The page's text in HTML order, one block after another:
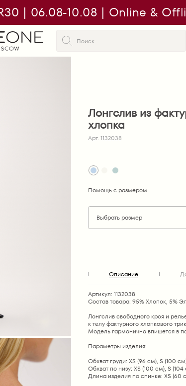
| 06.08-10.08 | Online &
Лонгслив из
хлопка
Арт. 1132038
Помощь с размером
Выбрать размер
Описание
Артикул: 1132038
Состав товара: 95% Хлопок, 5%
Лонгслив свободного кроя и
к телу фактурного хлопкового
Модель гармонично впишется в
Параметры изделия:
Обхват груди: XS (96 см), S (100
Обхват по низу: XS (100 см), S
Длина изделия по спинке: XS